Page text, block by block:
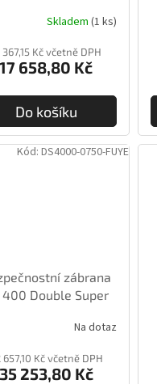
Skladem(1 ks)
367,15 Kč včetně DPH
17 658,80 Kč
Do košíku
zábrana
400 Double Super
Na dotaz
657,10 Kč včetně DPH
35 253,80 Kč
Kód:DS4000-0750-FUYE